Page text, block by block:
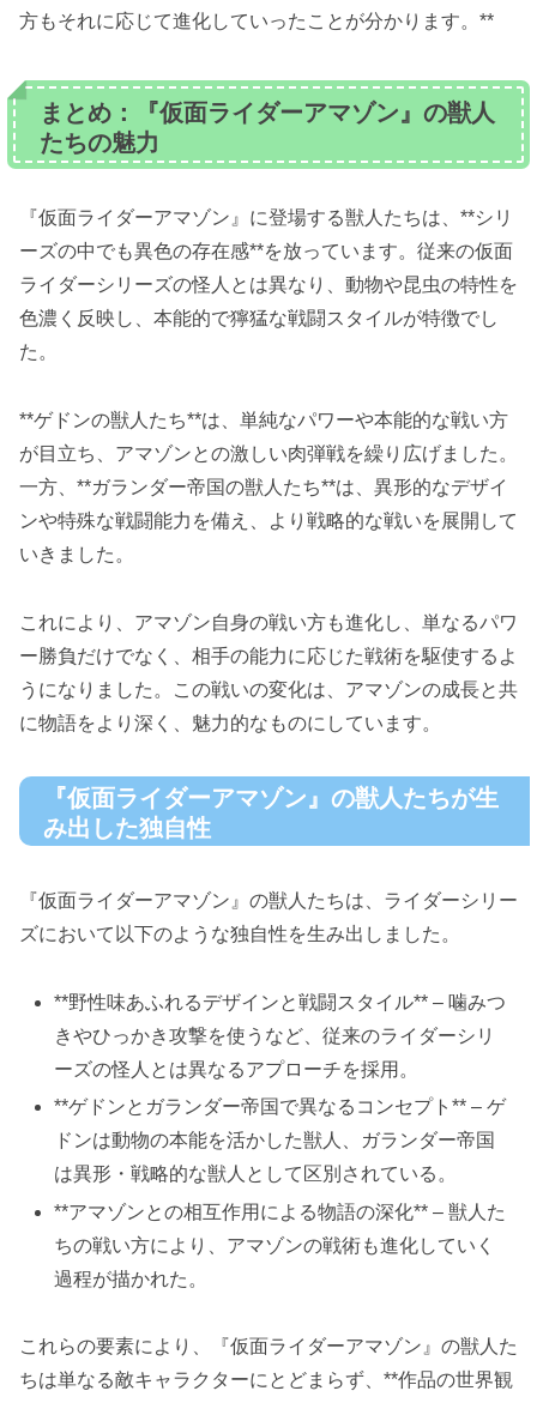
方もそれに応じて進化していったことが分かります。**
まとめ：『仮面ライダーアマゾン』の獣人
たちの魅力
『仮面ライダーアマゾン』に登場する獣人たちは、**シリ
ーズの中でも異色の存在感**を放っています。従来の仮面
ライダーシリーズの怪人とは異なり、動物や昆虫の特性を
色濃く反映し、本能的で獰猛な戦闘スタイルが特徴でし
た。
**ゲドンの獣人たち**は、単純なパワーや本能的な戦い方
が目立ち、アマゾンとの激しい肉弾戦を繰り広げました。
一方、**ガランダー帝国の獣人たち**は、異形的なデザイ
ンや特殊な戦闘能力を備え、より戦略的な戦いを展開して
いきました。
これにより、アマゾン自身の戦い方も進化し、単なるパワ
ー勝負だけでなく、相手の能力に応じた戦術を駆使するよ
うになりました。この戦いの変化は、アマゾンの成長と共
に物語をより深く、魅力的なものにしています。
『仮面ライダーアマゾン』の獣人たちが生
み出した独自性
『仮面ライダーアマゾン』の獣人たちは、ライダーシリー
ズにおいて以下のような独自性を生み出しました。
**野性味あふれるデザインと戦闘スタイル** – 噛みつ
きやひっかき攻撃を使うなど、従来のライダーシリ
ーズの怪人とは異なるアプローチを採用。
**ゲドンとガランダー帝国で異なるコンセプト** – ゲ
ドンは動物の本能を活かした獣人、ガランダー帝国
は異形・戦略的な獣人として区別されている。
**アマゾンとの相互作用による物語の深化** – 獣人た
ちの戦い方により、アマゾンの戦術も進化していく
過程が描かれた。
これらの要素により、『仮面ライダーアマゾン』の獣人た
ちは単なる敵キャラクターにとどまらず、**作品の世界観